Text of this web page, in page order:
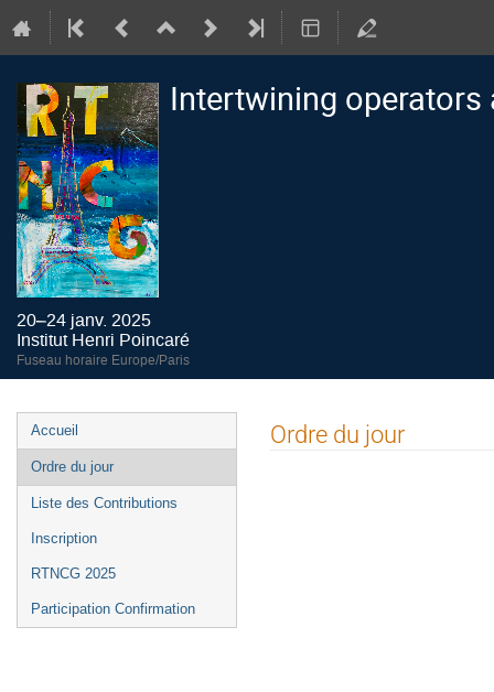
Intertwining operators
20–24 janv. 2025
Institut Henri Poincaré
Fuseau horaire Europe/Paris
Menu
de
l'événement
Accueil
Ordre du jour
Liste des Contributions
Inscription
RTNCG 2025
Participation Confirmation
Ordre du jour